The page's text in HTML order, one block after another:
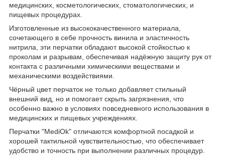
медицинских, косметологических, стоматологических, и
пищевых процедурах.
Изготовленные из высококачественного материала,
сочетающего в себе прочность винила и эластичность
нитрила, эти перчатки обладают высокой стойкостью к
проколам и разрывам, обеспечивая надёжную защиту рук от
контакта с различными химическими веществами и
механическими воздействиями.
Чёрный цвет перчаток не только добавляет стильный
внешний вид, но и помогает скрыть загрязнения, что
особенно важно в условиях повседневного использования в
медицинских и пищевых учреждениях.
Перчатки "MediOk" отличаются комфортной посадкой и
хорошей тактильной чувствительностью, что обеспечивает
удобство и точность при выполнении различных процедур.